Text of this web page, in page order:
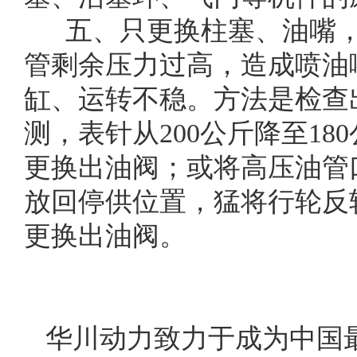
五、只更换柱塞、油嘴
管剩余压力过高，造成喷
缸、运转不稳。方法是检
测，表针从200公斤降至
更换出油阀；或将高压油
放回停供位置，猛将行轮
更换出油阀。
华川动力致力于成为中国